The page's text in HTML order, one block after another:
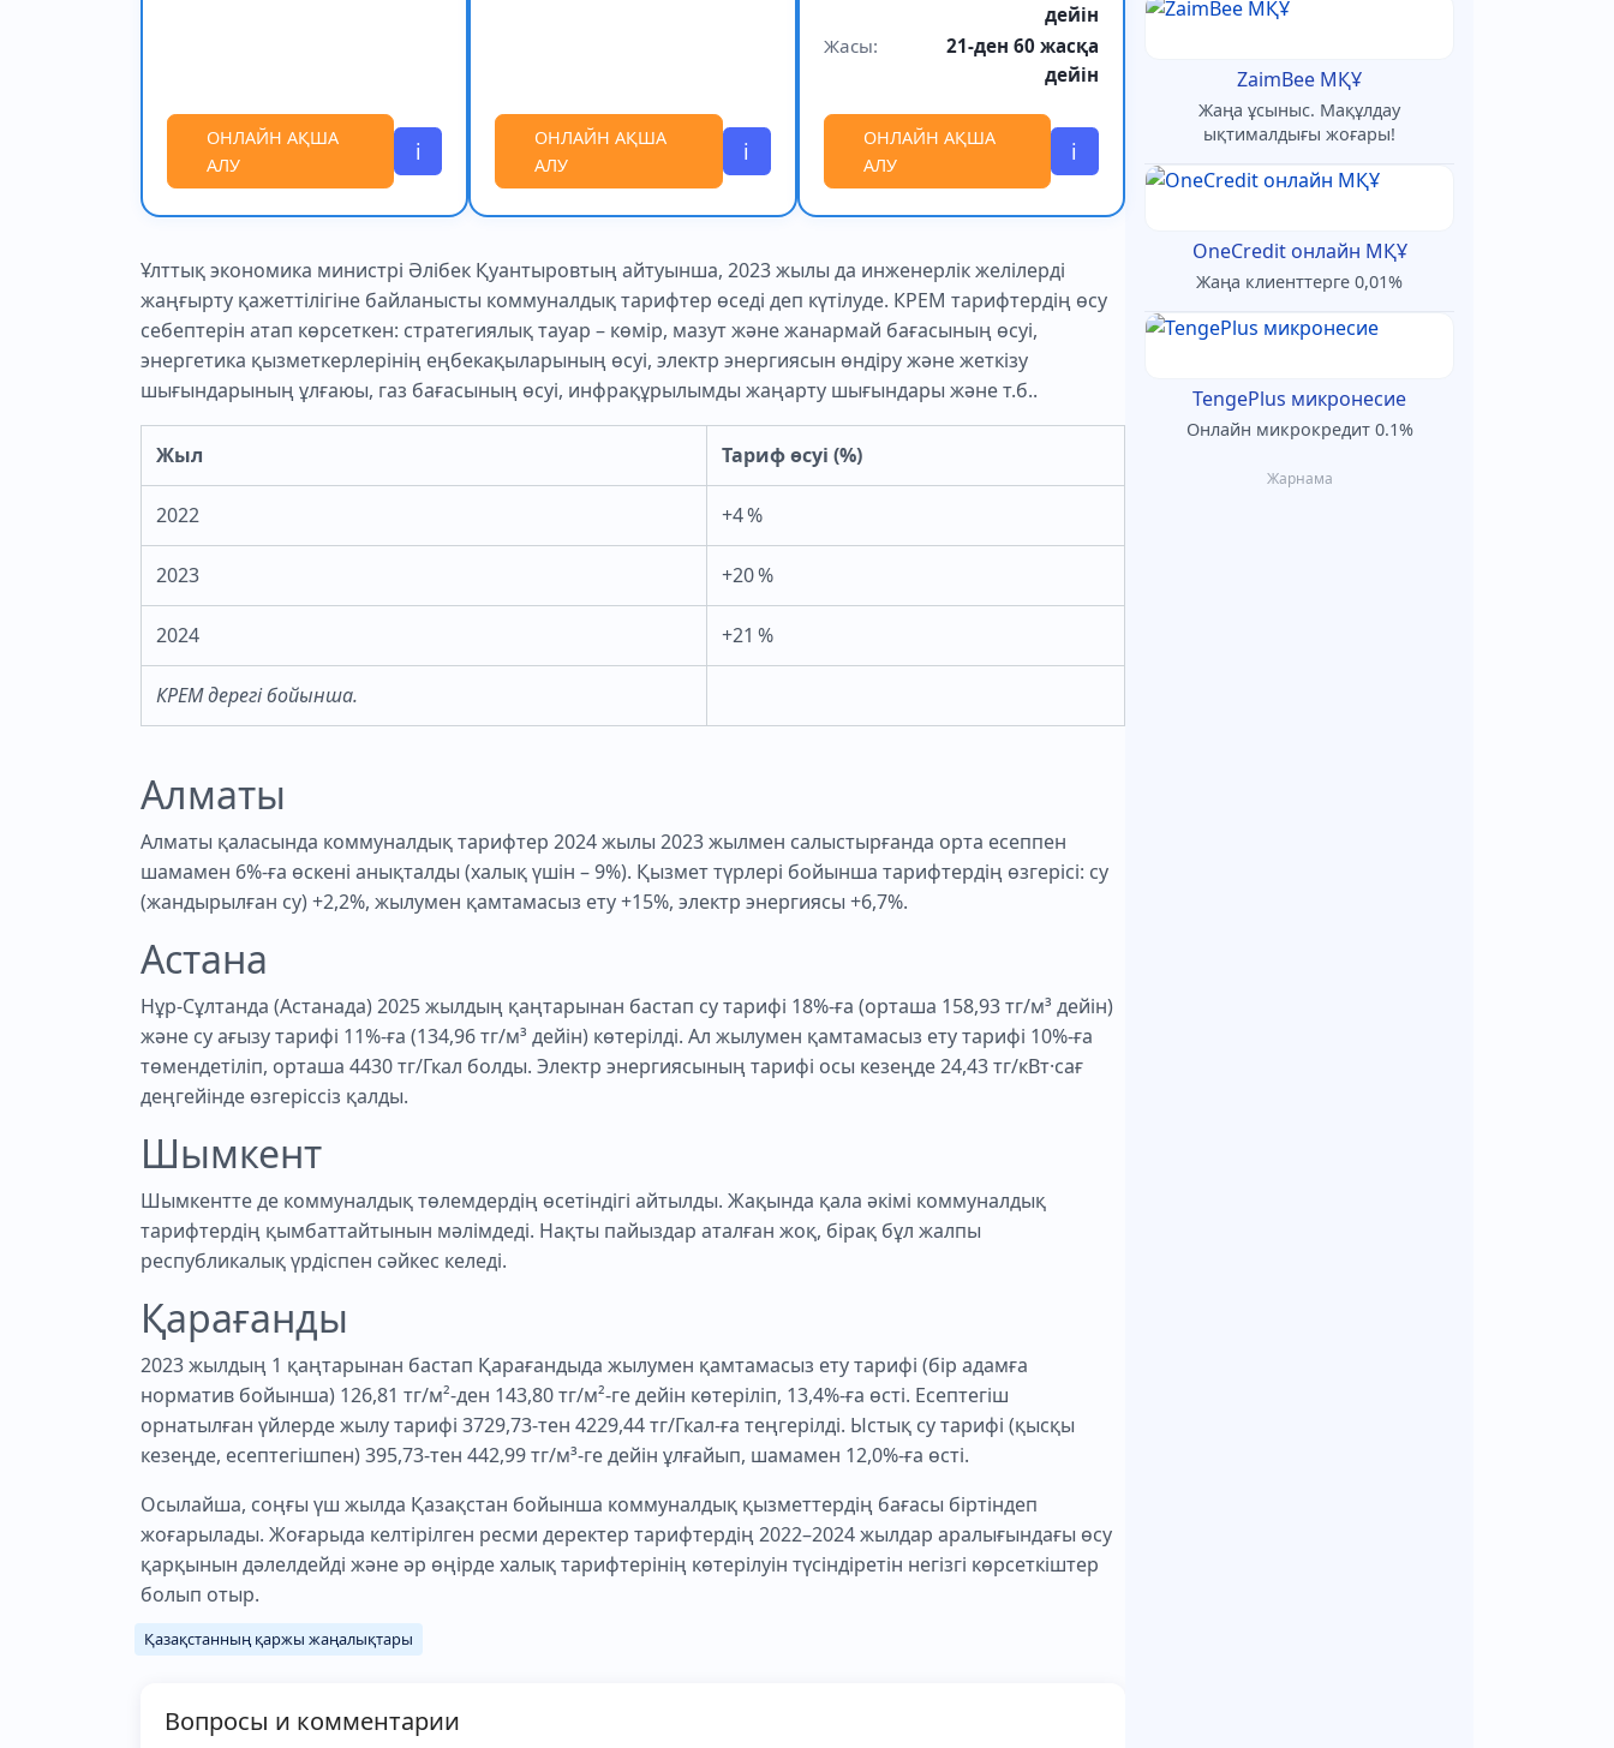
ОНЛАЙН АҚША
АЛУ
i
ОНЛАЙН АҚША
АЛУ
i
дейін
Жасы:
21-ден 60 жасқа
дейін
ОНЛАЙН АҚША
АЛУ
i
Ұлттық экономика министрі Әлібек Қуантыровтың айтуынша, 2023 жылы да инженерлік желілерді
жаңғырту қажеттілігіне байланысты коммуналдық тарифтер өседі деп күтілуде. КРЕМ тарифтердің өсу
себептерін атап көрсеткен: стратегиялық тауар – көмір, мазут және жанармай бағасының өсуі,
энергетика қызметкерлерінің еңбекақыларының өсуі, электр энергиясын өндіру және жеткізу
шығындарының ұлғаюы, газ бағасының өсуі, инфрақұрылымды жаңарту шығындары және т.б..
Жыл Тариф өсуі (%)
2022 +4 %
2023 +20 %
2024 +21 %
КРЕМ дерегі бойынша.
Алматы
Алматы қаласында коммуналдық тарифтер 2024 жылы 2023 жылмен салыстырғанда орта есеппен
шамамен 6%-ға өскені анықталды (халық үшін – 9%). Қызмет түрлері бойынша тарифтердің өзгерісі: су
(жандырылған су) +2,2%, жылумен қамтамасыз ету +15%, электр энергиясы +6,7%.
Астана
Нұр-Сұлтанда (Астанада) 2025 жылдың қаңтарынан бастап су тарифі 18%-ға (орташа 158,93 тг/м³ дейін)
және су ағызу тарифі 11%-ға (134,96 тг/м³ дейін) көтерілді. Ал жылумен қамтамасыз ету тарифі 10%-ға
төмендетіліп, орташа 4430 тг/Гкал болды. Электр энергиясының тарифі осы кезеңде 24,43 тг/кВт·сағ
деңгейінде өзгеріссіз қалды.
Шымкент
Шымкентте де коммуналдық төлемдердің өсетіндігі айтылды. Жақында қала әкімі коммуналдық
тарифтердің қымбаттайтынын мәлімдеді. Нақты пайыздар аталған жоқ, бірақ бұл жалпы
республикалық үрдіспен сәйкес келеді.
Қарағанды
2023 жылдың 1 қаңтарынан бастап Қарағандыда жылумен қамтамасыз ету тарифі (бір адамға
норматив бойынша) 126,81 тг/м²-ден 143,80 тг/м²-ге дейін көтеріліп, 13,4%-ға өсті. Есептегіш
орнатылған үйлерде жылу тарифі 3729,73-тен 4229,44 тг/Гкал-ға теңгерілді. Ыстық су тарифі (қысқы
кезеңде, есептегішпен) 395,73-тен 442,99 тг/м³-ге дейін ұлғайып, шамамен 12,0%-ға өсті.
Осылайша, соңғы үш жылда Қазақстан бойынша коммуналдық қызметтердің бағасы біртіндеп
жоғарылады. Жоғарыда келтірілген ресми деректер тарифтердің 2022–2024 жылдар аралығындағы өсу
қарқынын дәлелдейді және әр өңірде халық тарифтерінің көтерілуін түсіндіретін негізгі көрсеткіштер
болып отыр.
Қазақстанның қаржы жаңалықтары
Вопросы и комментарии
ZaimBee МҚҰ
Жаңа ұсыныс. Мақұлдау
ықтималдығы жоғары!
OneCredit онлайн МҚҰ
Жаңа клиенттерге 0,01%
TengePlus микронесие
Онлайн микрокредит 0.1%
Жарнама